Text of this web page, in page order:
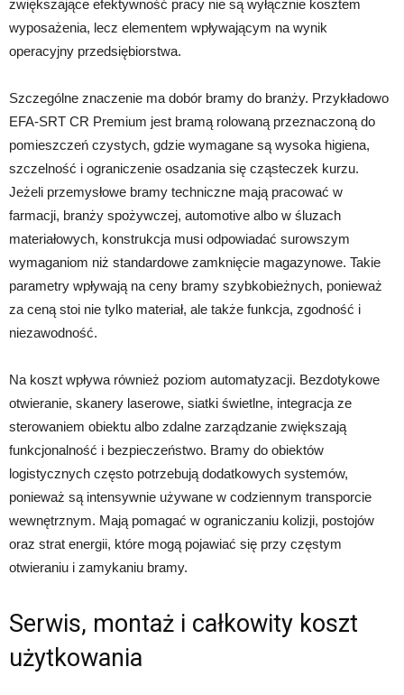
zwiększające efektywność pracy nie są wyłącznie kosztem
wyposażenia, lecz elementem wpływającym na wynik
operacyjny przedsiębiorstwa.
Szczególne znaczenie ma dobór bramy do branży. Przykładowo
EFA-SRT CR Premium jest bramą rolowaną przeznaczoną do
pomieszczeń czystych, gdzie wymagane są wysoka higiena,
szczelność i ograniczenie osadzania się cząsteczek kurzu.
Jeżeli przemysłowe bramy techniczne mają pracować w
farmacji, branży spożywczej, automotive albo w śluzach
materiałowych, konstrukcja musi odpowiadać surowszym
wymaganiom niż standardowe zamknięcie magazynowe. Takie
parametry wpływają na ceny bramy szybkobieżnych, ponieważ
za ceną stoi nie tylko materiał, ale także funkcja, zgodność i
niezawodność.
Na koszt wpływa również poziom automatyzacji. Bezdotykowe
otwieranie, skanery laserowe, siatki świetlne, integracja ze
sterowaniem obiektu albo zdalne zarządzanie zwiększają
funkcjonalność i bezpieczeństwo. Bramy do obiektów
logistycznych często potrzebują dodatkowych systemów,
ponieważ są intensywnie używane w codziennym transporcie
wewnętrznym. Mają pomagać w ograniczaniu kolizji, postojów
oraz strat energii, które mogą pojawiać się przy częstym
otwieraniu i zamykaniu bramy.
Serwis, montaż i całkowity koszt
użytkowania